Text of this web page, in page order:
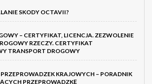
SKODY OCTAVII?
– CERTYFIKAT, LICENCJA. ZEZWOLENIE
RZECZY. CERTYFIKAT
TRANSPORT DROGOWY
KRAJOWYCH – PORADNIK
PRZEPROWADZKĘ